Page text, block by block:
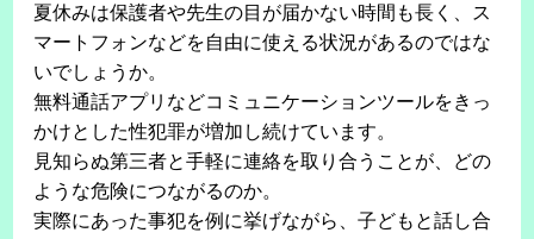
夏休みは保護者や先生の目が届かない時間も長く、ス
マートフォンなどを自由に使える状況があるのではな
いでしょうか。
無料通話アプリなどコミュニケーションツールをきっ
かけとした性犯罪が増加し続けています。
見知らぬ第三者と手軽に連絡を取り合うことが、どの
ような危険につながるのか。
実際にあった事犯を例に挙げながら、子どもと話し合